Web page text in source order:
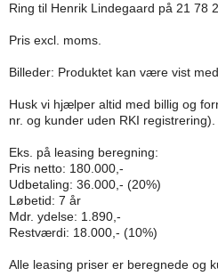
Ring til Henrik Lindegaard på 21 78
Pris excl. moms.
Billeder: Produktet kan være vist
Husk vi hjælper altid med billig og
nr. og kunder uden RKI registrering).
Eks. på leasing beregning:
Pris netto: 180.000,-
Udbetaling: 36.000,- (20%)
Løbetid: 7 år
Mdr. ydelse: 1.890,-
Restværdi: 18.000,- (10%)
Alle leasing priser er beregnede og